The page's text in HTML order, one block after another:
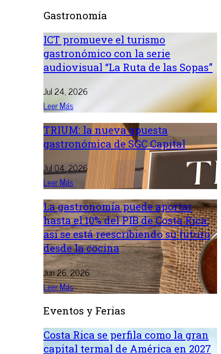
Gastronomía
ICT promueve el turismo
gastronómico con la serie
audiovisual “La Ruta de las Sopas”
Jul 24, 2026
Leer Más
TRIUM: la nueva apuesta
gastronómica de SGC Capital
Jul 04, 2026
Leer Más
La gastronomía puede aportar
hasta el 10% del PIB de Costa Rica:
así se está reescribiendo su futuro
desde la cocina
Jun 26, 2026
Leer Más
Eventos y Ferias
Costa Rica se perfila como la gran
capital termal de América en 2027